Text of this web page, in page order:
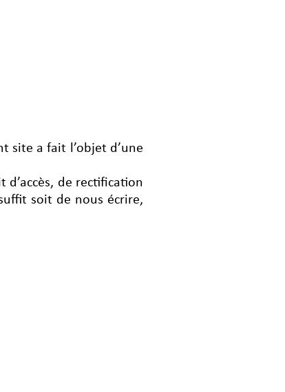
site a fait l’objet d’une
de rectification
soit de nous écrire,